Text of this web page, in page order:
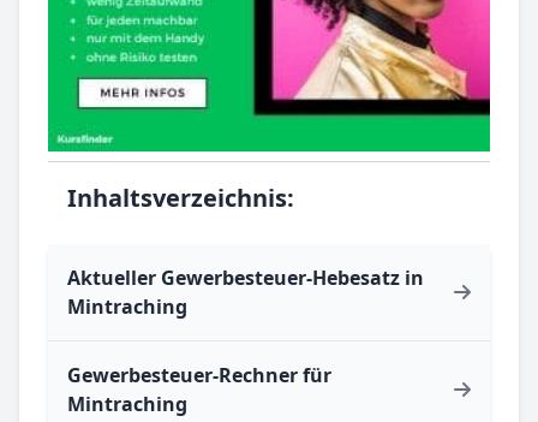
Inhaltsverzeichnis:
Aktueller Gewerbesteuer-Hebesatz in
Mintraching
Gewerbesteuer-Rechner für
Mintraching